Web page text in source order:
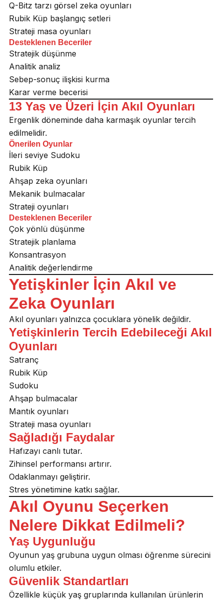
Q-Bitz tarzı görsel zeka oyunları
Rubik Küp başlangıç setleri
Strateji masa oyunları
Desteklenen Beceriler
Stratejik düşünme
Analitik analiz
Sebep-sonuç ilişkisi kurma
Karar verme becerisi
13 Yaş ve Üzeri İçin Akıl Oyunları
Ergenlik döneminde daha karmaşık oyunlar tercih
edilmelidir.
Önerilen Oyunlar
İleri seviye Sudoku
Rubik Küp
Ahşap zeka oyunları
Mekanik bulmacalar
Strateji oyunları
Desteklenen Beceriler
Çok yönlü düşünme
Stratejik planlama
Konsantrasyon
Analitik değerlendirme
Yetişkinler İçin Akıl ve
Zeka Oyunları
Akıl oyunları yalnızca çocuklara yönelik değildir.
Yetişkinlerin Tercih Edebileceği Akıl
Oyunları
Satranç
Rubik Küp
Sudoku
Ahşap bulmacalar
Mantık oyunları
Strateji masa oyunları
Sağladığı Faydalar
Hafızayı canlı tutar.
Zihinsel performansı artırır.
Odaklanmayı geliştirir.
Stres yönetimine katkı sağlar.
Akıl Oyunu Seçerken
Nelere Dikkat Edilmeli?
Yaş Uygunluğu
Oyunun yaş grubuna uygun olması öğrenme sürecini
olumlu etkiler.
Güvenlik Standartları
Özellikle küçük yaş gruplarında kullanılan ürünlerin